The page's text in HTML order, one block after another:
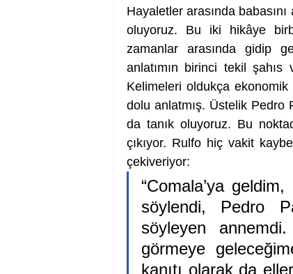
Hayaletler arasında babasını
oluyoruz. Bu iki hikâye
zamanlar arasında gidip
anlatımın birinci tekil
Kelimeleri oldukça
dolu anlatmış. Üstelik Pedro
da tanık oluyoruz. Bu
çıkıyor. Rulfo hiç vakit
çekiveriyor:
“Comala’ya
söylendi, Pedro
söyleyen
görmeye
kanıtı olarak da